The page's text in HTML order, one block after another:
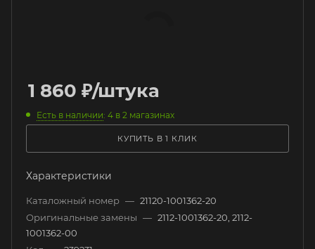
1 860 ₽/штука
Есть в наличии: 4 в 2 магазинах
КУПИТЬ В 1 КЛИК
Характеристики
Каталожный номер — 21120-1001362-20
Оригинальные замены — 2112-1001362-20, 2112-
1001362-00